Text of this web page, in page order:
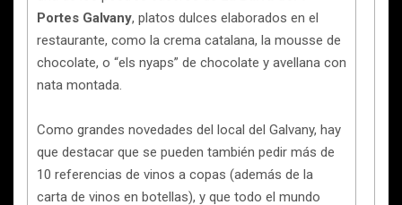
Portes Galvany, platos dulces elaborados en el
restaurante, como la crema catalana, la mousse de
chocolate, o “els nyaps” de chocolate y avellana con
nata montada.
Como grandes novedades del local del Galvany, hay
que destacar que se pueden también pedir más de
10 referencias de vinos a copas (además de la
carta de vinos en botellas), y que todo el mundo